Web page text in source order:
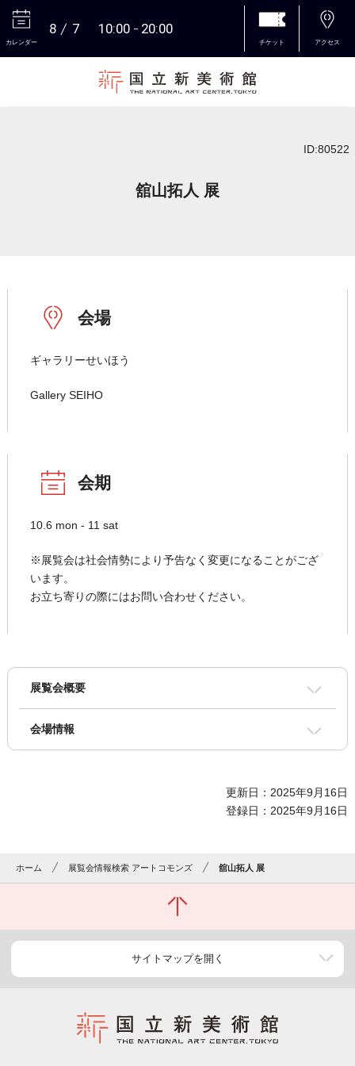
カレンダー
8 7 10:00 20:00
チケット アクセス
ID:80522
舘山拓人 展
会場
ギャラリーせいほう
Gallery SEIHO
会期
10.6 mon - 11 sat
※展覧会は社会情勢により予告なく変更になることがござ
います。
お立ち寄りの際にはお問い合わせください。
展覧会概要
会場情報
更新日：2025年9月16日
登録日：2025年9月16日
ホーム 展覧会情報検索 アートコモンズ 舘山拓人 展
サイトマップを開く